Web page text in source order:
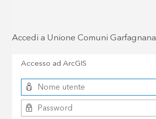
Accedi a Unione Comuni Garfagnana
Accesso ad ArcGIS